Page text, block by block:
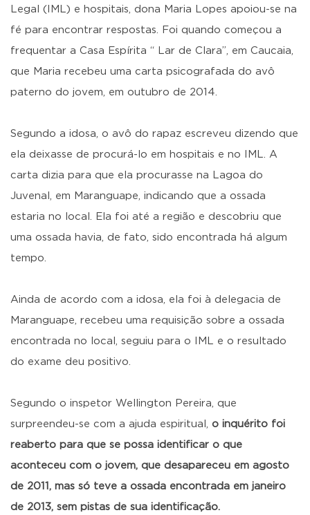
Legal (IML) e hospitais, dona Maria Lopes apoiou-se na
fé para encontrar respostas. Foi quando começou a
frequentar a Casa Espírita “ Lar de Clara”, em Caucaia,
que Maria recebeu uma carta psicografada do avô
paterno do jovem, em outubro de 2014.
Segundo a idosa, o avô do rapaz escreveu dizendo que
ela deixasse de procurá-lo em hospitais e no IML. A
carta dizia para que ela procurasse na Lagoa do
Juvenal, em Maranguape, indicando que a ossada
estaria no local. Ela foi até a região e descobriu que
uma ossada havia, de fato, sido encontrada há algum
tempo.
Ainda de acordo com a idosa, ela foi à delegacia de
Maranguape, recebeu uma requisição sobre a ossada
encontrada no local, seguiu para o IML e o resultado
do exame deu positivo.
Segundo o inspetor Wellington Pereira, que
surpreendeu-se com a ajuda espiritual, o inquérito foi
reaberto para que se possa identificar o que
aconteceu com o jovem, que desapareceu em agosto
de 2011, mas só teve a ossada encontrada em janeiro
de 2013, sem pistas de sua identificação.